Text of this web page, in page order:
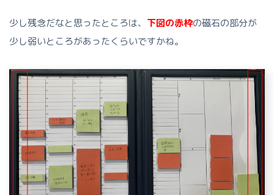
少し残念だなと思ったところは、 下図の赤枠の磁石の部分が
少し弱いところがあったくらいですかね。